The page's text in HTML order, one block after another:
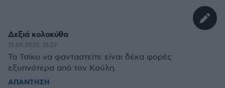
Δεξιά κολοκύθα
15.05.2025, 16:27
Τα Τσίκο να φανταστείτε είναι δέκα φορές
εξυπνότερα από τον Κούλη.
ΑΠΑΝΤΗΣΗ